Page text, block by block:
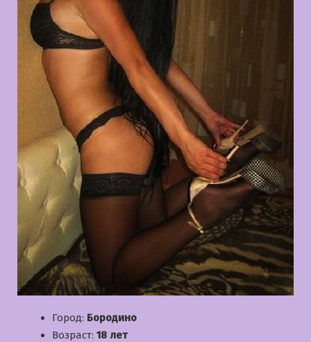
Город: Бородино
Возраст: 18 лет